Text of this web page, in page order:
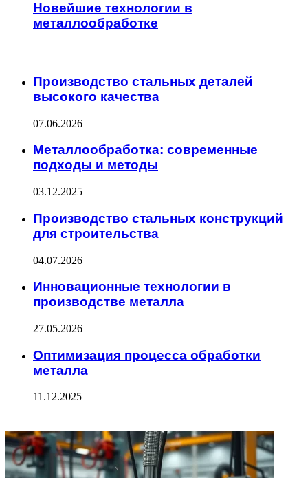
Новейшие технологии в
металлообработке
Производство стальных деталей
высокого качества
07.06.2026
Металлообработка: современные
подходы и методы
03.12.2025
Производство стальных конструкций
для строительства
04.07.2026
Инновационные технологии в
производстве металла
27.05.2026
Оптимизация процесса обработки
металла
11.12.2025